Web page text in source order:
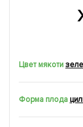
Цвет мякоти
Форма плода